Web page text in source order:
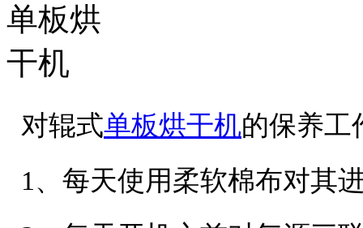
对辊式单板烘干机的保养工
1、每天使用柔软棉布对其